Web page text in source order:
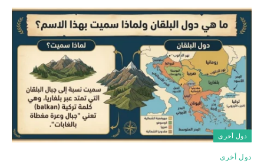
دول أخرى
دول أخرى